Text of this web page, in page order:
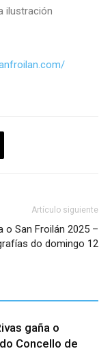
ilustración
Artículo siguiente
o San Froilán 2025 –
do domingo 12
gaña o
Concello de